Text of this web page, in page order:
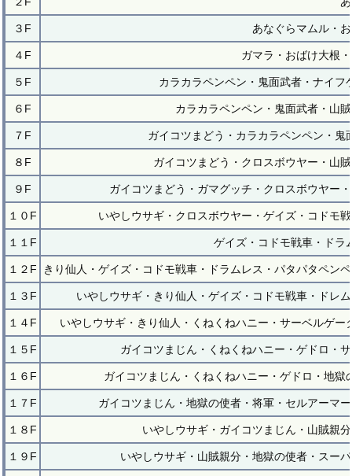
３F あなぐらマムル・
４F ガマラ・おばけ大根
５F カラカラペンペン・鬼面武者・ナイ
６F カラカラペンペン・鬼面武者・山
７F ガイコツまどう・カラカラペンペン・
８F ガイコツまどう・クロスボウヤー・山
９F ガイコツまどう・ガマグッチ・クロスボウヤー
１０F いやしウサギ・クロスボウヤー・ゲイズ・コドモ
１１F ゲイズ・コドモ戦車・ドラ
１２F きり仙人・ゲイズ・コドモ戦車・ドラムレス・パタパタペン
１３F いやしウサギ・きり仙人・ゲイズ・コドモ戦車・ドレ
１４F いやしウサギ・きり仙人・くねくねハニー・サーベルゲ
１５F ガイコツまじん・くねくねハニー・ゲドロ・
１６F ガイコツまじん・くねくねハニー・ゲドロ・地
１７F ガイコツまじん・地獄の使者・将軍・セルアーマ
１８F いやしウサギ・ガイコツまじん・山賊親
１９F いやしウサギ・山賊親分・地獄の使者・スー